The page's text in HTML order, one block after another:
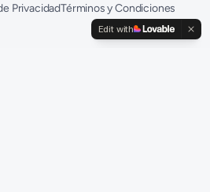
PrivacidadTérminos y Condiciones
Edit with